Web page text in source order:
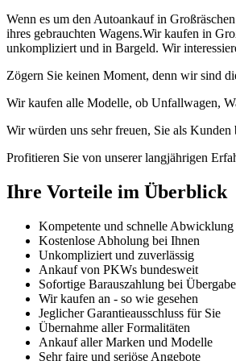
Wenn es um den Autoankauf in
ihres gebrauchten Wagens.Wir kaufen in
unkompliziert und in Bargeld. Wir
Zögern Sie keinen Moment, denn wir sind
Wir kaufen alle Modelle, ob Unfallwagen,
Wir würden uns sehr freuen, Sie als Kunden
Profitieren Sie von unserer langjährigen
Ihre Vorteile im Überblick
Kompetente und schnelle Abwicklung
Kostenlose Abholung bei Ihnen
Unkompliziert und zuverlässig
Ankauf von PKWs bundesweit
Sofortige Barauszahlung bei Übergabe
Wir kaufen an - so wie gesehen
Jeglicher Garantieausschluss für Sie
Übernahme aller Formalitäten
Ankauf aller Marken und Modelle
Sehr faire und seriöse Angebote